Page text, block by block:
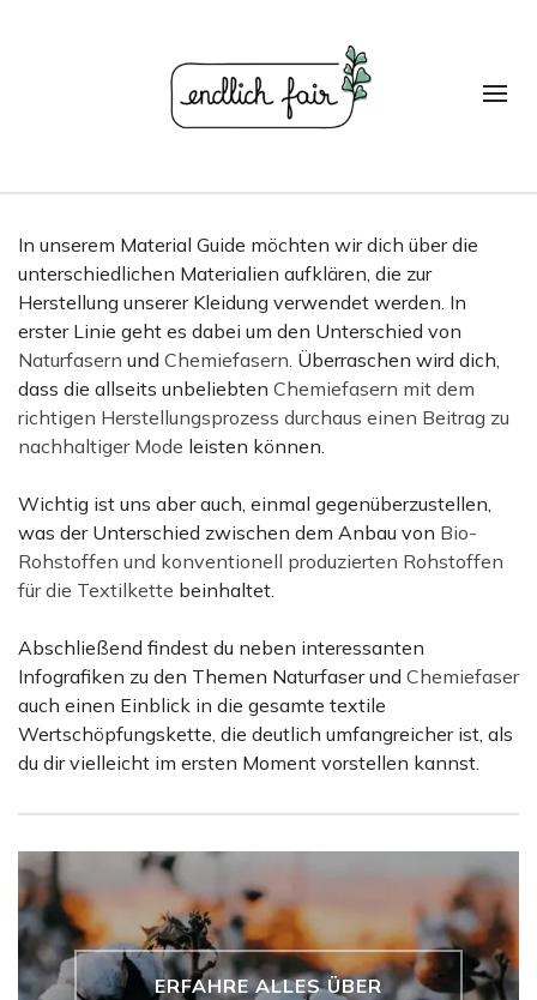
In unserem Material Guide möchten wir dich über die
unterschiedlichen Materialien aufklären, die zur
Herstellung unserer Kleidung verwendet werden. In
erster Linie geht es dabei um den Unterschied von
Naturfasern und Chemiefasern. Überraschen wird dich,
dass die allseits unbeliebten Chemiefasern mit dem
richtigen Herstellungsprozess durchaus einen Beitrag zu
nachhaltiger Mode leisten können.
Wichtig ist uns aber auch, einmal gegenüberzustellen,
was der Unterschied zwischen dem Anbau von Bio-
Rohstoffen und konventionell produzierten Rohstoffen
für die Textilkette beinhaltet.
Abschließend findest du neben interessanten
Infografiken zu den Themen Naturfaser und Chemiefaser
auch einen Einblick in die gesamte textile
Wertschöpfungskette, die deutlich umfangreicher ist, als
du dir vielleicht im ersten Moment vorstellen kannst.
ERFAHRE ALLES ÜBER